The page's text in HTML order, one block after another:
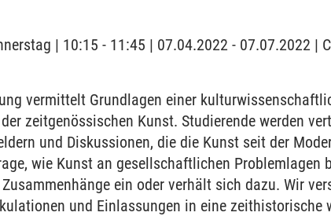
| 10:15 - 11:45 | 07.04.2022 - 07.07.2022 |
vermittelt Grundlagen einer
zeitgenössischen Kunst. Studierende werden
und Diskussionen, die die Kunst seit der
wie Kunst an gesellschaftlichen
ein oder verhält sich dazu. Wir
und Einlassungen in eine zeithistorische